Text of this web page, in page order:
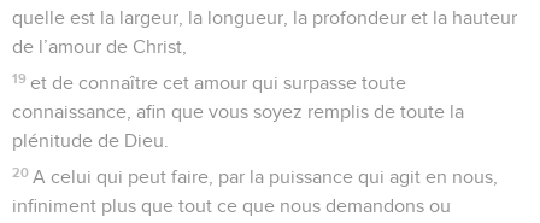
quelle est la largeur, la longueur, la profondeur et la hauteur
de l’amour de Christ,
19 et de connaître cet amour qui surpasse toute
connaissance, afin que vous soyez remplis de toute la
plénitude de Dieu.
20 A celui qui peut faire, par la puissance qui agit en nous,
infiniment plus que tout ce que nous demandons ou